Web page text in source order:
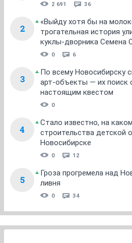
2 691 36
2
«Выйду хотя бы на
трогательная история
куклы-дворника Семена
0 6
3
По всему Новосибирску
арт-объекты — их поиск
настоящим квестом
0
4
Стало известно, на
строительства детской
Новосибирске
0 12
5
Гроза прогремела над
ливня
0 34